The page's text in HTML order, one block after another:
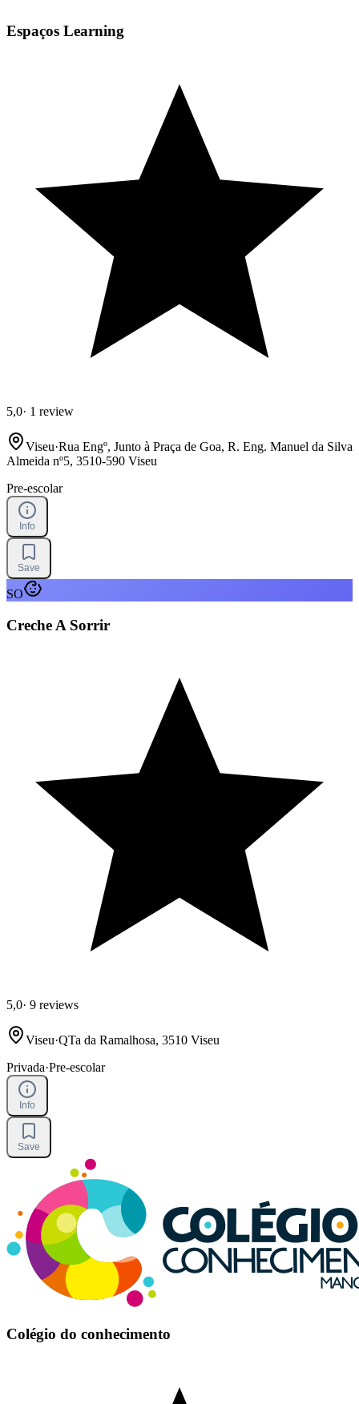
Espaços Learning
5,0· 1 review
Viseu·Rua Engº, Junto à Praça de Goa, R. Eng. Manuel da Silva
Almeida nº5, 3510-590 Viseu
Pre-escolar
Info
Save
SO
Creche A Sorrir
5,0· 9 reviews
Viseu·QTa da Ramalhosa, 3510 Viseu
Privada·Pre-escolar
Info
Save
Colégio do conhecimento